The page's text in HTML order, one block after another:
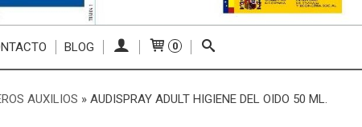
BLOG 0
AUXILIOS » AUDISPRAY ADULT HIGIENE DEL OIDO 50 ML.